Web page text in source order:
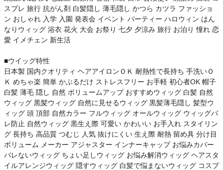
スプレ 旅行 抗がん剤 白髪隠し 薄毛隠し かつら カツラ ファッショ
ン おしゃれ 入学 入園 発表会 イベント パーティー ハロウィン はん
なりウィッグ 浴衣 花火 大会 お祭り 七夕 夕涼み 旅行 お泊り 憧れ 恋
愛 イメチェン 新生活
■ウイッグ特性
日本製 国内クオリティ ヘアアイロンＯＫ 耐熱性で長持ち 手洗いＯ
Ｋ めちゃ楽 簡単 かぶるだけ ストレスフリー お手軽 初心者OK 帽子
白髪 薄毛 隠し 自然 ボリュームアップ おすすめウィッグ 白髪 自然
ウィッグ 黒髪ウィッグ 自然に見せるウィッグ 黒髪薄毛隠し 髪型ウ
ィッグ 頭 頂部 自然カラー フルウィッグ オールウィッグ ウィッグバ
レ防止 自然ウィッグ 黒生え際 可愛い かわいい お手入れ スタイリン
グ 長持ち 高品質 つむじ 人気 抜けにくい 生え際 耐熱 留め具 分け目
ボリューム メーカー アジャスター インナーキャップ お悩みカバー
バレないウィッグ ちょい足しウィッグ お悩み解消ウィッグ ヘアスタ
イルアレンジウィッグ 隠すウィッグ 白髪で悩まないウィッグ コスプ